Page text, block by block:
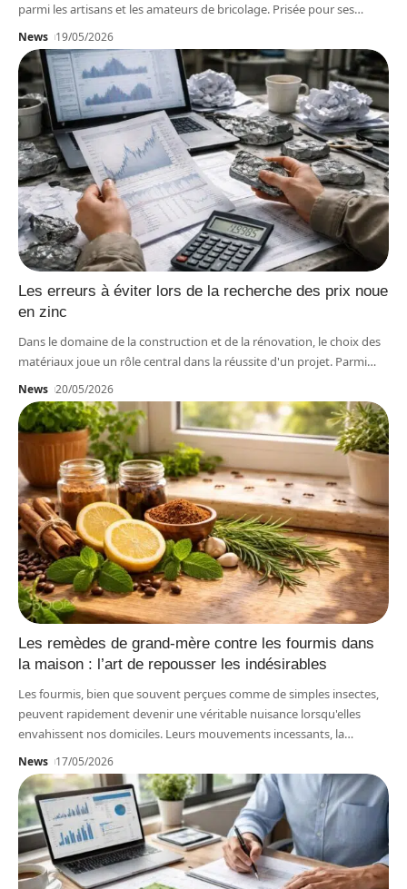
parmi les artisans et les amateurs de bricolage. Prisée pour ses…
News 19/05/2026
Les erreurs à éviter lors de la recherche des prix noue
en zinc
Dans le domaine de la construction et de la rénovation, le choix des
matériaux joue un rôle central dans la réussite d'un projet. Parmi…
News 20/05/2026
Les remèdes de grand-mère contre les fourmis dans
la maison : l’art de repousser les indésirables
Les fourmis, bien que souvent perçues comme de simples insectes,
peuvent rapidement devenir une véritable nuisance lorsqu'elles
envahissent nos domiciles. Leurs mouvements incessants, la…
News 17/05/2026